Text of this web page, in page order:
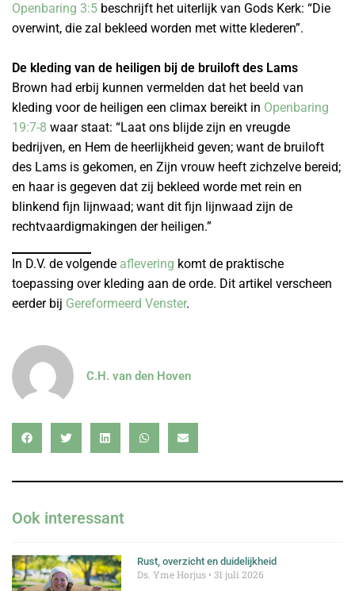
Openbaring 3:5 beschrijft het uiterlijk van Gods Kerk: “Die
overwint, die zal bekleed worden met witte klederen”.
De kleding van de heiligen bij de bruiloft des Lams
Brown had erbij kunnen vermelden dat het beeld van
kleding voor de heiligen een climax bereikt in Openbaring
19:7-8 waar staat: “Laat ons blijde zijn en vreugde
bedrijven, en Hem de heerlijkheid geven; want de bruiloft
des Lams is gekomen, en Zijn vrouw heeft zichzelve bereid;
en haar is gegeven dat zij bekleed worde met rein en
blinkend fijn lijnwaad; want dit fijn lijnwaad zijn de
rechtvaardigmakingen der heiligen.”
In D.V. de volgende aflevering komt de praktische
toepassing over kleding aan de orde. Dit artikel verscheen
eerder bij Gereformeerd Venster.
C.H. van den Hoven
Ook interessant
Rust, overzicht en duidelijkheid
Ds. Yme Horjus 31 juli 2026